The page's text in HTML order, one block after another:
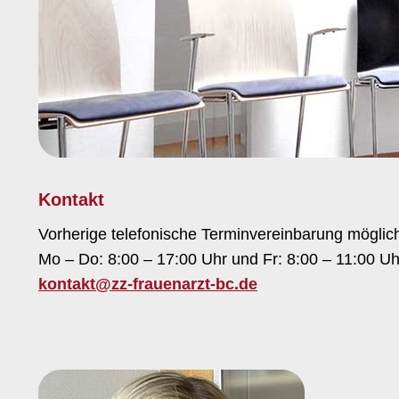
Kontakt
Vorherige telefonische Terminvereinbarung
Mo – Do: 8:00 – 17:00 Uhr und Fr: 8:00 – 11:00
kontakt@zz-frauenarzt-bc.de